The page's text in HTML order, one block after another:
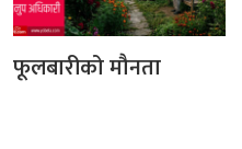
फूलबारीको मौनता